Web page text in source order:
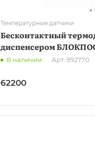
Температурные датчики
Бесконтактный
диспенсером
В наличии Арт. 992770
62200